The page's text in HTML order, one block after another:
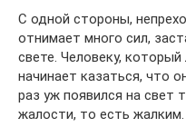
С одной стороны,
отнимает много сил,
свете. Человеку,
начинает казаться, что
раз уж появился на
жалости, то есть жалким.